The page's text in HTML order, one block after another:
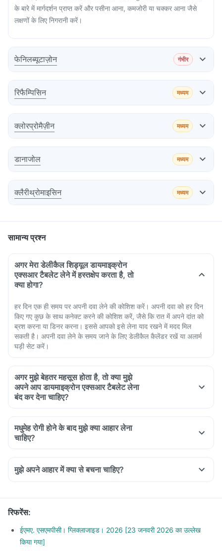
के बारे में मार्गदर्शन प्राप्त करें और पसीना आना, कमजोरी या चक्कर आना जैसे
लक्षणों के लिए निगरानी करें।
फेनिलब्यूटाज़ोन गंभीर
प्रभाव
सलाह
रिफैम्पिसिन मध्यम
प्रभाव
सलाह
क्लोरप्रोमैज़ीन मध्यम
प्रभाव
डानाजोल मध्यम
प्रभाव
क्लैरीथ्रोमाइसिन मध्यम
सलाह
सामान्य प्रश्न
अगर मेरा डेलीकैल शिड्यूल डायमाइक्रोन
एक्सआर टैबलेट लेने में हस्तक्षेप करता है, तो
क्या होगा?
हर दिन एक ही समय पर अपनी दवा लेने की कोशिश करें। अपनी दवा को हर दिन
किए गए कुछ के साथ कनेक्ट करने की कोशिश करें, जैसे कि रात में अपने दांत को
ब्रश करना या डिनर करना। इससे आपको इसे लेना याद रखने में मदद मिल
सकती है। अपनी दवा लेने के समय जाने के लिए डेलीकैल कैलेंडर रखें या अलार्म
घड़ी सेट करें।
अगर मुझे बेहतर महसूस होता है, तो क्या मुझे
अपने आप डायमाइक्रोन एक्सआर टैबलेट लेना
बंद कर देना चाहिए?
मधुमेह रोगी होने के बाद मुझे क्या आहार लेना
चाहिए?
A diet should be high in fibre, low in fat with adequate
Maintain regular meal timings and try to have 2-3 healthy
Diet should include boiled, steamed, or baked food.
Ensure moderate use of edible oils (groundnut oil, olive oil),
Drink at least 8-10 glass of water daily.
मुझे अपने आहार में क्या से बचना चाहिए?
Do not shop when you are hungry. You could be tempted to
Avoid overeating.
Avoid maida, white bread, potato, noodles, corn flakes,
poori, biryani, naan, fried rice, etc.
Stop having daals with ghee, deep-fried pulses.
रिफरेंस:
ईएमए. एसएमपीसी। ग्लिक्लाजाइड। 2026 [23 जनवरी 2026 का उल्लेख
किया गया]